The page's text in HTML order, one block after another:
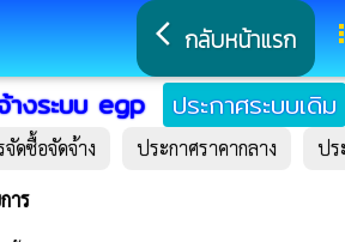
arrow_back_ios กลับหน้าแรก
างระบบ egp ประกาศระบบเดิม
ดซื้อจัดจ้าง ประกาศราคากลาง ปร
าร